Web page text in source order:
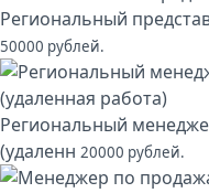
Региональный
50000 рублей.
Региональный
(удаленн 20000 рублей.